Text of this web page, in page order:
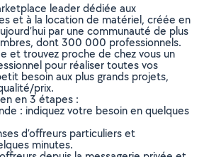
leader dédiée aux
et à la location de matériel, créée en
par une communauté de plus
dont 300 000 professionnels.
et trouvez proche de chez vous un
pour réaliser toutes vos
besoin aux plus grands projets,
prix.
en 3 étapes :
: indiquez votre besoin en quelques
d’offreurs particuliers et
minutes.